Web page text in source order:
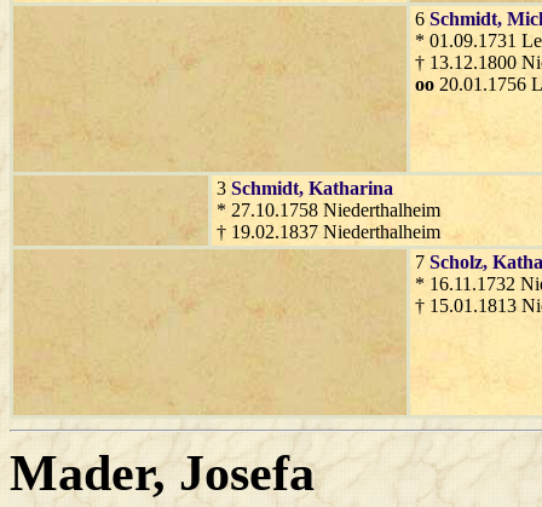
6 Schmidt,
* 01.09.1731
† 13.12.1800
oo 20.01.1756
3 Schmidt, Katharina
* 27.10.1758 Niederthalheim
† 19.02.1837 Niederthalheim
7 Scholz,
* 16.11.1732
† 15.01.1813
Mader, Josefa